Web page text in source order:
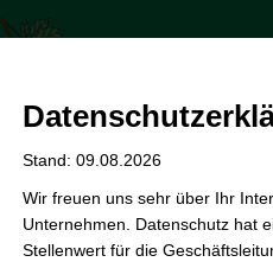
Inhalt
Februar
Stand: 09.08.2026
Wir freuen uns sehr über Ihr
Unternehmen. Datenschutz hat
Stellenwert für die